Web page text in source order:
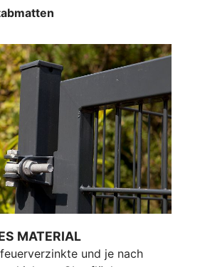
MATERIAL
und je nach